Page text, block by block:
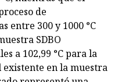
de
entre 300 y 1000 °C
SDBO
a 102,99 °C para la
en la muestra